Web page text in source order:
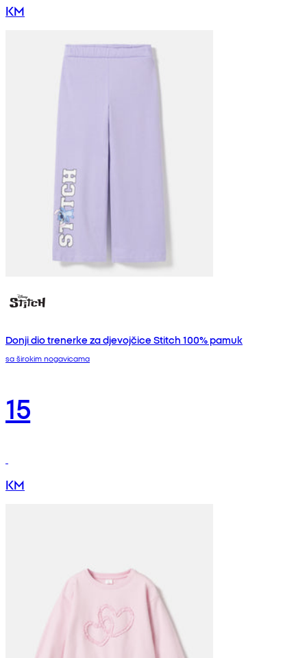
KM
Donji dio trenerke za djevojčice Stitch 100% pamuk
sa širokim nogavicama
15
KM